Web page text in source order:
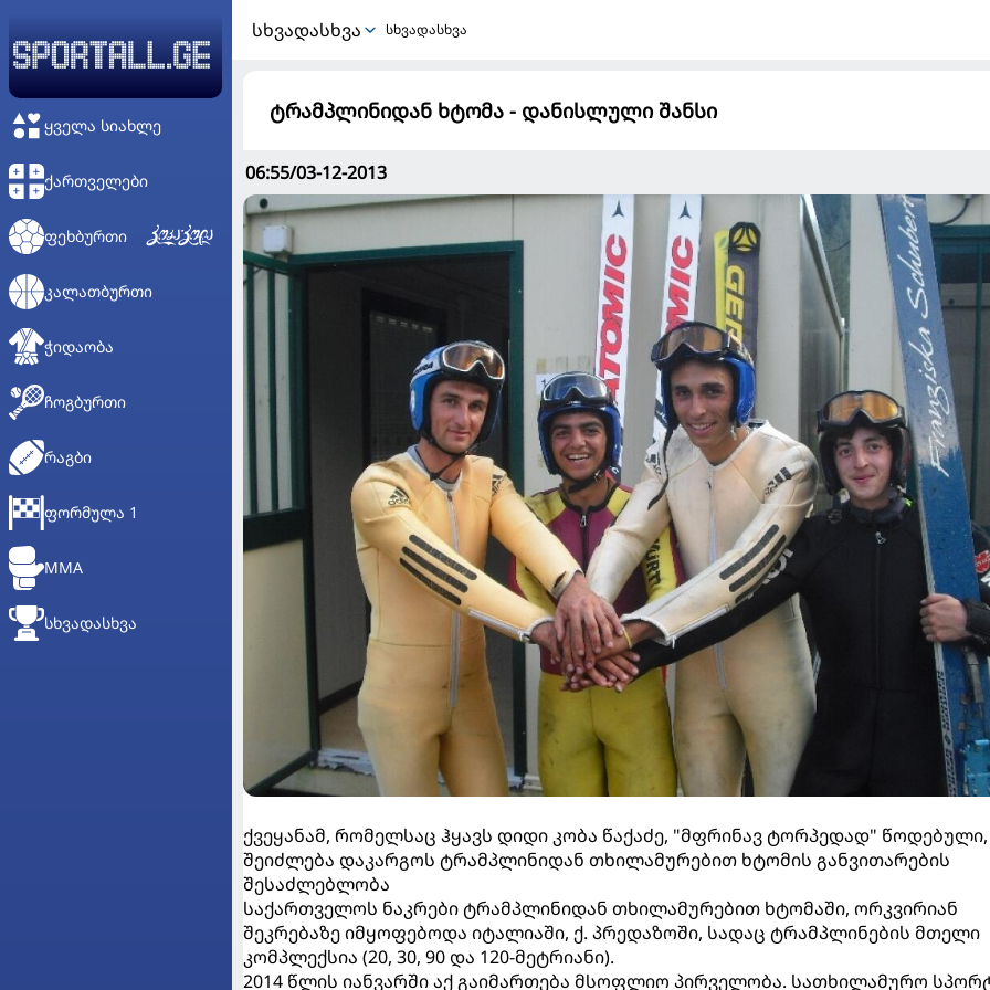
ᲧᲕᲔᲚᲐ ᲡᲘᲐᲮᲚᲔ
ᲥᲐᲠᲗᲕᲔᲚᲔᲑᲘ
ᲤᲔᲮᲑᲣᲠᲗᲘ
ᲙᲐᲚᲐᲗᲑᲣᲠᲗᲘ
ᲭᲘᲓᲐᲝᲑᲐ
ᲩᲝᲒᲑᲣᲠᲗᲘ
ᲠᲐᲒᲑᲘ
ᲤᲝᲠᲛᲣᲚᲐ 1
MMA
ᲡᲮᲕᲐᲓᲐᲡᲮᲕᲐ
ᲡᲮᲕᲐᲓᲐᲡᲮᲕᲐ სხვადასხვა
ტრამპლინიდან ხტომა - დანისლული შანსი
06:55/03-12-2013
ქვეყანამ, რომელსაც ჰყავს დიდი კობა წაქაძე, "მფრინავ ტორპედად"
შეიძლება დაკარგოს ტრამპლინიდან თხილამურებით ხტომის განვითარების
შესაძლებლობა
საქართველოს ნაკრები ტრამპლინიდან თხილამურებით ხტომაში, ორკვირიან
შეკრებაზე იმყოფებოდა იტალიაში, ქ. პრედაზოში, სადაც ტრამპლინების მთელი
კომპლექსია (20, 30, 90 და 120-მეტრიანი).
2014 წლის იანვარში აქ გაიმართება მსოფლიო პირველობა. სათხილამურო